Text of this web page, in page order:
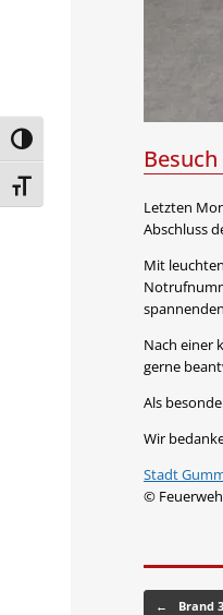
Umschalten auf hohe
Schrift vergrößern
Letzten
Abschluss
Mit
Nach einer
gerne
Als
Wir
Stadt
©
← Brand